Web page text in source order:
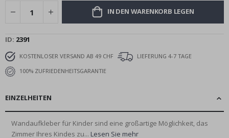
IN DEN WARENKORB LEGEN
ID 2391
KOSTENLOSER VERSAND AB 49 CHF
LIEFERUNG 4-7 TAGE
100% ZUFRIEDENHEITSGARANTIE
EINZELHEITEN
Wandaufkleber für Kinder sind eine großartige Möglichkeit, das
Zimmer Ihres Kindes zu... Lesen Sie mehr